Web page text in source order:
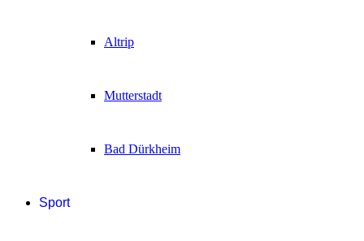
Altrip
Mutterstadt
Bad Dürkheim
Sport